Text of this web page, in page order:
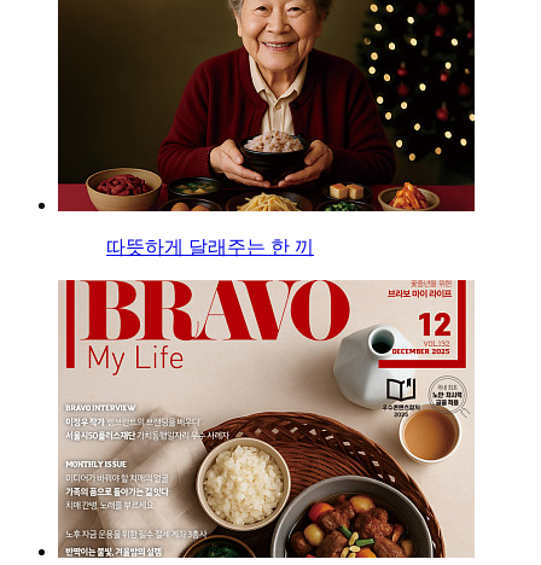
따뜻하게 달래주는 한 끼